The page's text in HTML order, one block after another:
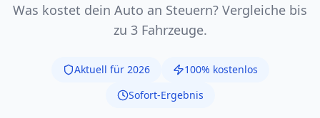
Was kostet dein Auto an Steuern? Vergleiche bis
zu 3 Fahrzeuge.
Aktuell für 2026
100% kostenlos
Sofort-Ergebnis